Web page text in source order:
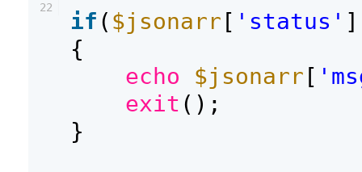
22
if ( $jsonarr [ 'status'
{
echo
$jsonarr [
exit ();
}